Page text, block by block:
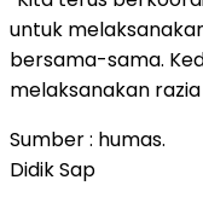
untuk
bersama-sama.
melaksanakan
Sumber :
Didik Sap